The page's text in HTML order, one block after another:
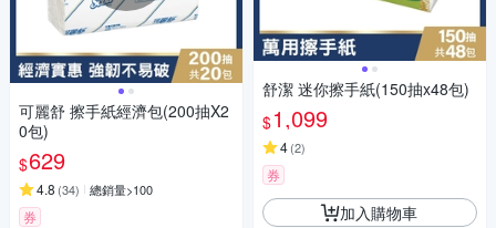
可麗舒 擦手紙經濟包(200抽X2
0包)
$629
4.8 (34) 總銷量>100
券
舒潔 迷你擦手紙(150抽x48包)
$1,099
4(2)
券
加入購物車